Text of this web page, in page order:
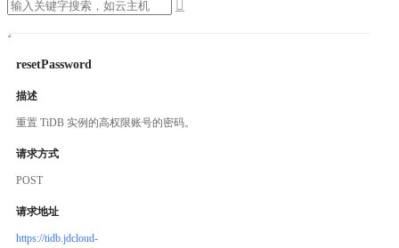

resetPassword
描述
重置 TiDB 实例的高权限账号的密码。
请求方式
POST
请求地址
https://tidb.jdcloud-